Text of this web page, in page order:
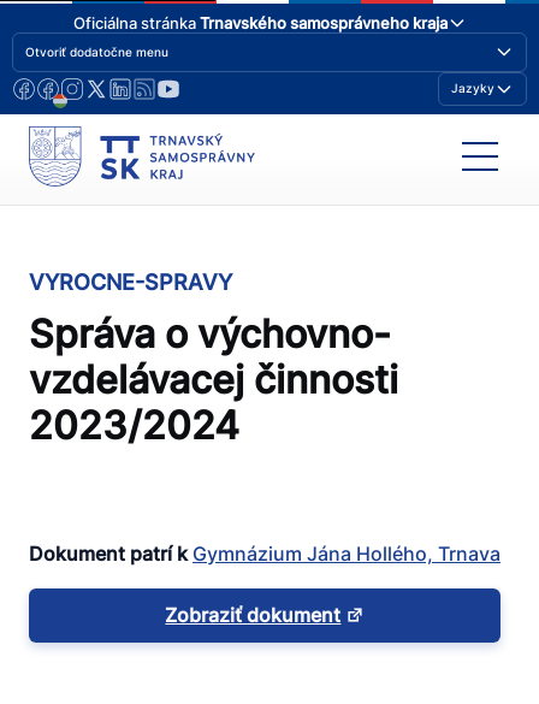
Oficiálna stránkaTrnavského samosprávneho kraja
Otvoriť dodatočne menu
Jazyky
VYROCNE-SPRAVY
Správa o výchovno-
vzdelávacej činnosti
2023/2024
Dokument patrí k Gymnázium Jána Hollého, Trnava
Zobraziť dokument